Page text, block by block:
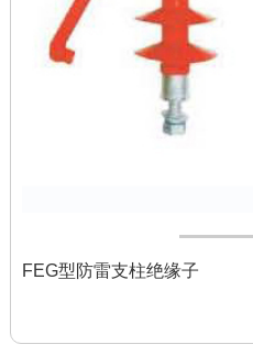
FEG型防雷支柱绝缘子